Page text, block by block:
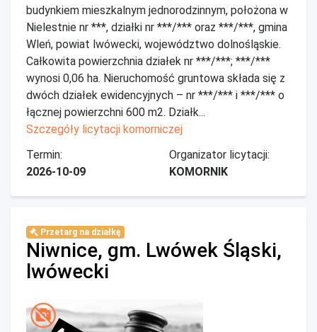
budynkiem mieszkalnym jednorodzinnym, położona w
Nielestnie nr ***, działki nr ***/*** oraz ***/***, gmina
Wleń, powiat lwówecki, województwo dolnośląskie.
Całkowita powierzchnia działek nr ***/***; ***/***
wynosi 0,06 ha. Nieruchomość gruntowa składa się z
dwóch działek ewidencyjnych – nr ***/*** i ***/*** o
łącznej powierzchni 600 m2. Działk...
Szczegóły licytacji komorniczej
Termin:
2026-10-09
Organizator licytacji:
KOMORNIK
Przetarg na działkę
Niwnice, gm. Lwówek Śląski,
lwówecki